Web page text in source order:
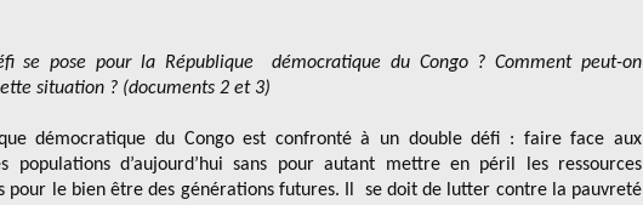
se pose pour la République démocratique du Congo ? Comment peut-on
situation ? (documents 2 et 3)
démocratique du Congo est confronté à un double défi : faire face aux
populations d’aujourd’hui sans pour autant mettre en péril les ressources
pour le bien être des générations futures. Il se doit de lutter contre la pauvreté